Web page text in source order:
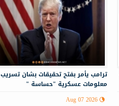
ترامب يأمر بفتح تحقيقات بشان تسريب
معلومات عسكرية "حساسة "
Aug 07 2026